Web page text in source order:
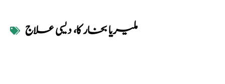
ملیریا بخار کا، دیسی علاج